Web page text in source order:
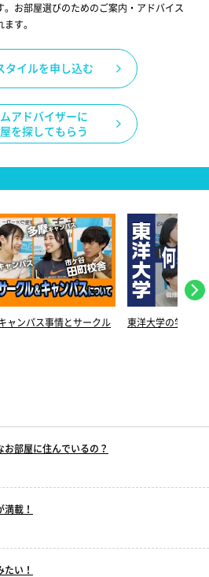
お部屋選びのためのご案内・アドバイス
す。
タイルを申し込む
アドバイザーに
を探してもらう
ル
東洋大学の学部を詳しく紹介
部屋に住んでいるの？
載！
い！